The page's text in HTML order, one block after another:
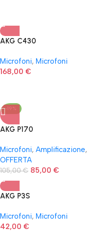
AKG C430
Microfoni, Microfoni
168,00 €
-19%
AKG P170
Microfoni, Amplificazione,
OFFERTA
105,00€ 85,00 €
AKG P3S
Microfoni, Microfoni
42,00 €